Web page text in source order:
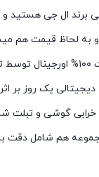
ال جی هستید و
لحاظ قیمت هم
یک روز بر
گوشی و تبلت
هم شامل دقت